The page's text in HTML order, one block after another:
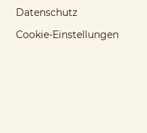
Datenschutz
Cookie-Einstellungen